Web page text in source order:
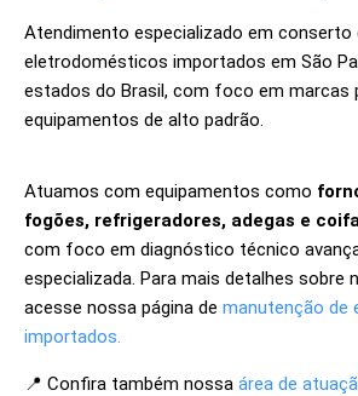
Atendimento especializado em conserto
eletrodomésticos importados em São
estados do Brasil, com foco em marcas
equipamentos de alto padrão.
Atuamos com equipamentos como
fogões, refrigeradores, adegas e
com foco em diagnóstico técnico
especializada. Para mais detalhes sobre
acesse nossa página de manutenção de
importados.
📍 Confira também nossa área de